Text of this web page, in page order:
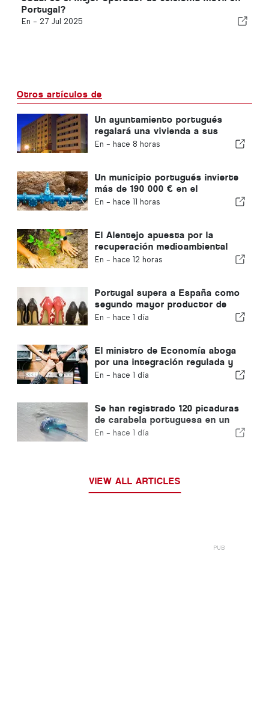
Portugal?
En - 27 Jul 2025
Otros artículos de
Un ayuntamiento portugués
regalará una vivienda a sus
ciudadanos
En - hace 8 horas
Un municipio portugués invierte
más de 190 000 € en el
suministro de agua
En - hace 11 horas
El Alentejo apuesta por la
recuperación medioambiental
con fondos europeos
En - hace 12 horas
Portugal supera a España como
segundo mayor productor de
calzado de Europa
En - hace 1 día
El ministro de Economía aboga
por una integración regulada y
garantiza una vía rápida para los
En - hace 1 día
Se han registrado 120 picaduras
de carabela portuguesa en un
solo día
En - hace 1 día
VIEW ALL ARTICLES